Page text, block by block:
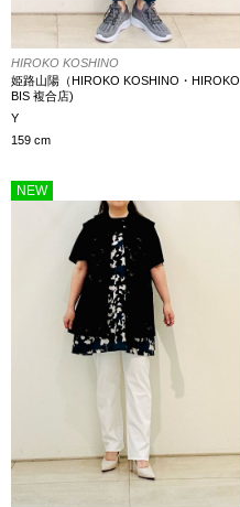
HIROKO KOSHINO
姫路山陽（HIROKO KOSHINO・HIROKO
BIS 複合店)
Y
159 cm
NEW